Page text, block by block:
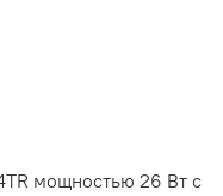
мощностью 26 Вт с